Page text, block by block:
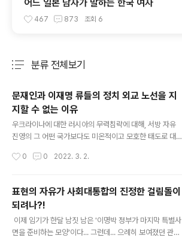
어느 일본 남자가 말하는 한국 여자
467 873 조회 6
분류 전체보기
문재인과 이재명 류들의 정치 외교 노선을 지
지할 수 없는 이유
우크라이나에 대한 러시아의 무력침략에 대해, 서방 자유
진영의 그 어떤 국가보다도 미온적이고 모호한 태도로 대
됨. 그 배경에, 러시아를 두둔하는 중국과 북한과의 관계를
콩의 인권탄압, 미얀마의 군부 쿠테타(중국이 사주했다는
의혹이 있음), 티벳을 포함한 중국 주변의 소수민족들에 대
한 탄압에 대해, 한번도 똑 부러지게 외교적 항의나 강력한
언급을 하지 않음. 중국에 대해서, 문재인 스스로가 중국몽
이니 소국 운운하며 저자세 외교 스탠스를 취하고 , 베이징
0 0 2022. 3. 2.
표현의 자유가 사회대통합의 진정한 걸림돌이
되려나?!
이제 임기가 한달 남짓 남은 '이명박 정부가 마지막 특별사
면을 준비하는 모양'이다... 그런데... 으례히 보여졌던 관행